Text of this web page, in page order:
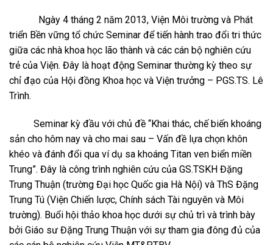
Ngày 4 tháng 2 năm 2013, Viện Môi trường và Phát
triển Bền vững tổ chức Seminar để tiến hành trao đổi tri thức
giữa các nhà khoa học lão thành và các cán bộ nghiên cứu
trẻ của Viện. Đây là hoạt động Seminar thường kỳ theo sự
chỉ đạo của Hội đồng Khoa học và Viện trưởng – PGS.TS. Lê
Trình.
Seminar kỳ đầu với chủ đề “Khai thác, chế biến khoáng
sản cho hôm nay và cho mai sau – Vấn đề lựa chọn khôn
khéo và đánh đổi qua ví dụ sa khoáng Titan ven biển miền
Trung”. Đây là công trình nghiên cứu của GS.TSKH Đặng
Trung Thuận (trường Đại học Quốc gia Hà Nội) và ThS Đặng
Trung Tú (Viện Chiến lược, Chính sách Tài nguyên và Môi
trường). Buổi hội thảo khoa học dưới sự chủ trì và trình bày
bởi Giáo sư Đặng Trung Thuận với sự tham gia đông đủ của